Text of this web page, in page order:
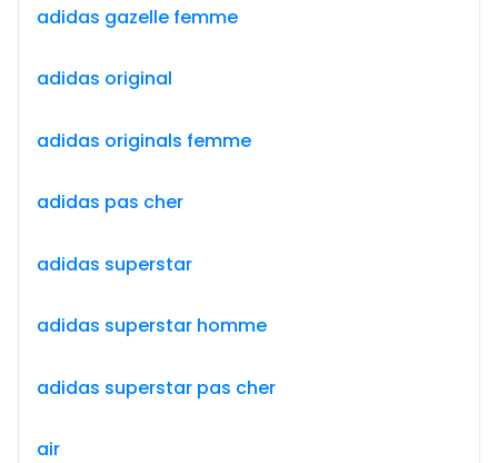
adidas gazelle femme
adidas original
adidas originals femme
adidas pas cher
adidas superstar
adidas superstar homme
adidas superstar pas cher
air